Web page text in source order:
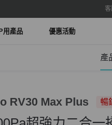
用產品 優惠活動
產
RV30 Max Plus 暢